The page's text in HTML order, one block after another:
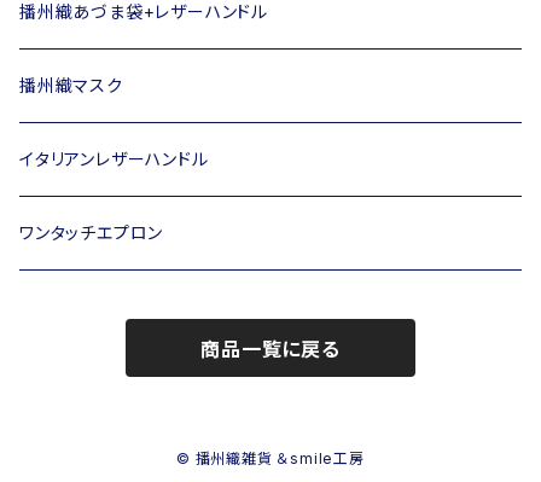
播州織あづま袋+レザーハンドル
播州織マスク
イタリアンレザーハンドル
ワンタッチエプロン
商品一覧に戻る
© 播州織雑貨 ＆smile工房